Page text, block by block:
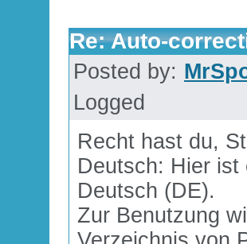
Re: Auto-
Posted by:
Logged
Recht hast du,
Deutsch: Hier
Deutsch (DE).
Zur Benutzung